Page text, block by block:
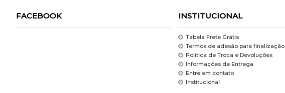
FACEBOOK INSTITUCIONAL
Tabela Frete Grátis
Termos de adesão para finalização
Política de Troca e Devoluções
Informações de Entrega
Entre em contato
Institucional